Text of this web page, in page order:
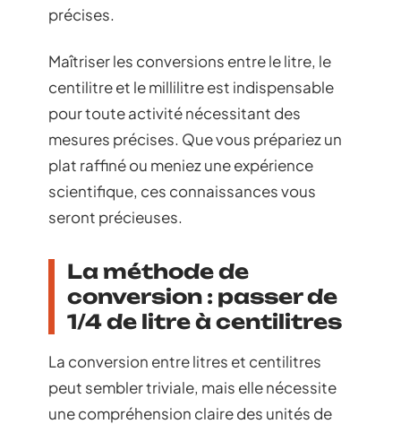
précises.
Maîtriser les conversions entre le litre, le
centilitre et le millilitre est indispensable
pour toute activité nécessitant des
mesures précises. Que vous prépariez un
plat raffiné ou meniez une expérience
scientifique, ces connaissances vous
seront précieuses.
La méthode de
conversion : passer de
1/4 de litre à centilitres
La conversion entre litres et centilitres
peut sembler triviale, mais elle nécessite
une compréhension claire des unités de